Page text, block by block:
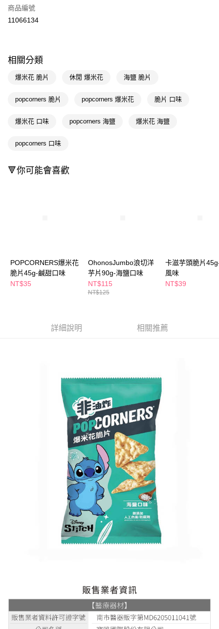
信用卡一次付款
悠遊付
Google Pay
AFTEE先享後付
AFTEE先享後付是「在收到商品之後才付款」的支付方式。 讓您購物簡單
３．收到繳費通知簡訊後14天內，點擊此簡訊中的連結，可透過四大超商／
ATM／網路銀行／等多元方式進行付款，方視為交易完成。
※ 請注意：結帳手續完成當下不需立刻繳費，但若您需要取消訂單，請聯絡
購買商品的店家。未經商家同意取消之訂單仍視為有效，需透過AFTEE先享
客戶支援中心」 https://netprotections.freshdesk.com/support/home
https://aftee.tw/terms/#terms3
３．未成年的使用者請事先徵得法定代理人或監護人之同意方可使用
「AFTEE先享後付」，若未經同意申辦者引起之損失，本公司不負相關責
４．使用「AFTEE先享後付」時，將依據個別帳號之用戶狀況，依本公司即
時審查核予不同之上限額度；若仍有額度不足之情形，本公司將視審查結果
請求用戶進行身份認證。
５．嚴禁一人註冊多個帳號或使用他人資訊註冊。若發現惡意使用之情形，
恩沛科技股份有限公司將有權停止該用戶之使用額度並採取法律行動。
即享券
萊爾富取貨付款
每筆NT$65，滿NT$490(含以上)免運費
每筆NT$65，滿NT$490(含以上)免運費
每筆NT$100，滿NT$790(含以上)免運費
付款後寶雅門市自取(由倉庫統一出貨)
每筆NT$80，滿NT$290(含以上)免運費
商品編號
11066134
相關分類
爆米花 脆片 休閒 爆米花 海鹽 脆片
popcorners 脆片 popcorners 爆米花 脆片 口味
爆米花 口味 popcorners 海鹽 爆米花 海鹽
popcorners 口味
🔻你可能會喜歡
POPCORNERS爆米花
脆片45g-鹹甜口味
NT$35
OhonosJumbo浪切洋
芋片90g-海鹽口味
NT$115
NT$125
卡滋芋頭脆片
風味
NT$39
詳細說明 相關推薦